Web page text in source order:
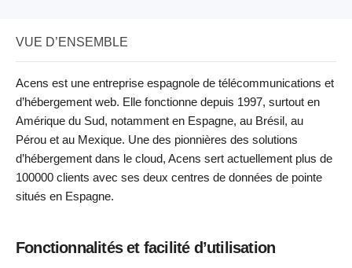
VUE D’ENSEMBLE
Acens est une entreprise espagnole de télécommunications et
d’hébergement web. Elle fonctionne depuis 1997, surtout en
Amérique du Sud, notamment en Espagne, au Brésil, au
Pérou et au Mexique. Une des pionnières des solutions
d’hébergement dans le cloud, Acens sert actuellement plus de
100000 clients avec ses deux centres de données de pointe
situés en Espagne.
Fonctionnalités et facilité d’utilisation